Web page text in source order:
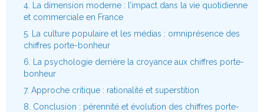
4. La dimension moderne : l’impact dans la vie quotidienne
et commerciale en France
5. La culture populaire et les médias : omniprésence des
chiffres porte-bonheur
6. La psychologie derrière la croyance aux chiffres porte-
bonheur
7. Approche critique : rationalité et superstition
8. Conclusion : pérennité et évolution des chiffres porte-